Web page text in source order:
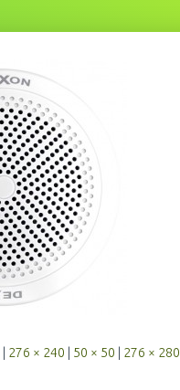
276 × 240 50 × 50 276 × 280